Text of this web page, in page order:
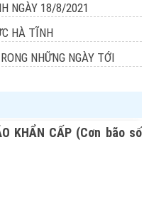
NGÀY 18/8/2021
HÀ TĨNH
NHỮNG NGÀY TỚI
KHẨN CẤP (Cơn bão số